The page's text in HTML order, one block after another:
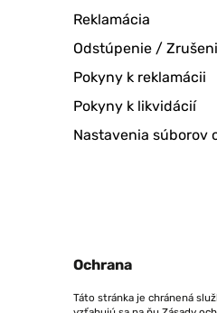
Reklamácia
Odstúpenie /
Pokyny k reklamácii
Pokyny k likvidácií
Nastavenia súborov
Ochrana
Táto stránka je chránená